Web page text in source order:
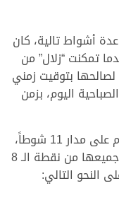
أشواط تالية، كان
تمكنت “زلال” من
بتوقيت زمني
اليوم، بزمن
وتوالت انطلاقات الثنايا قبائل صباح اليوم على مدار 11 شوطاً،
خصصت 6 منها للبكار و5 للقعدان، جرت جميعها من نقطة الـ 8
النحو التالي: